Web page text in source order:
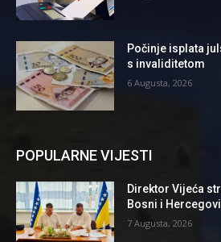
Počinje isplata
s invaliditetom
6 Augusta, 2026
POPULARNE VIJESTI
Direktor Vijeća
Bosni i
7 Augusta, 2026